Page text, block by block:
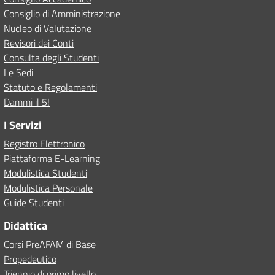
Consiglio di Amministrazione
Nucleo di Valutazione
Revisori dei Conti
Consulta degli Studenti
Le Sedi
Statuto e Regolamenti
Dammi il 5!
I Servizi
Registro Elettronico
Piattaforma E-Learning
Modulistica Studenti
Modulistica Personale
Guide Studenti
Didattica
Corsi PreAFAM di Base
Propedeutico